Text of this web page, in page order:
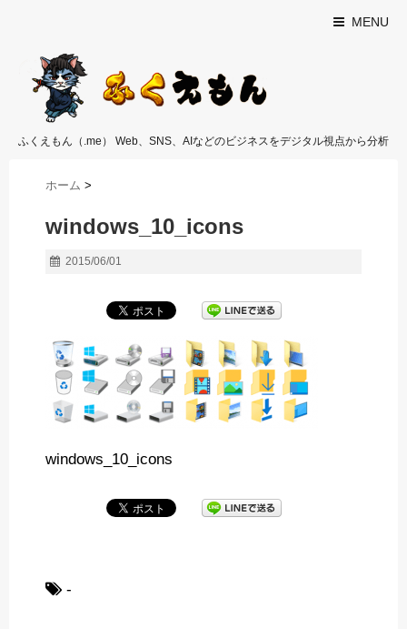
MENU
ふくえもん（.me） Web、SNS、AIなどのビジネスをデジタル視点から分析
ホーム >
windows_10_icons
2015/06/01
windows_10_icons
-